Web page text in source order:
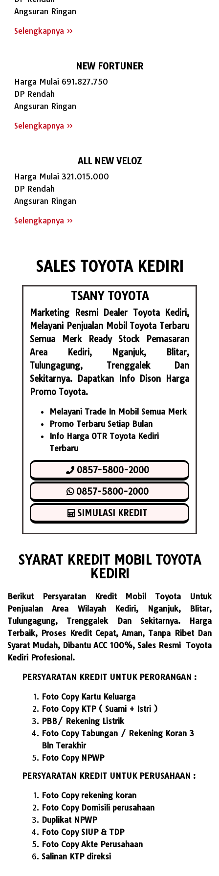
Angsuran Ringan
Selengkapnya »
NEW FORTUNER
Harga Mulai 691.827.750
DP Rendah
Angsuran Ringan
Selengkapnya »
ALL NEW VELOZ
Harga Mulai 321.015.000
DP Rendah
Angsuran Ringan
Selengkapnya »
SALES TOYOTA KEDIRI
TSANY TOYOTA
Marketing Resmi Dealer Toyota Kediri,
Melayani Penjualan Mobil Toyota Terbaru
Semua Merk Ready Stock Pemasaran
Area Kediri, Nganjuk, Blitar,
Tulungagung, Trenggalek Dan
Sekitarnya. Dapatkan Info Dison Harga
Promo Toyota.
Melayani Trade In Mobil Semua Merk
Promo Terbaru Setiap Bulan
Info Harga OTR Toyota Kediri
Terbaru
0857-5800-2000
0857-5800-2000
SIMULASI KREDIT
SYARAT KREDIT MOBIL TOYOTA
KEDIRI
Berikut Persyaratan Kredit Mobil Toyota Untuk
Penjualan Area Wilayah Kediri, Nganjuk, Blitar,
Tulungagung, Trenggalek Dan Sekitarnya. Harga
Terbaik, Proses Kredit Cepat, Aman, Tanpa Ribet Dan
Syarat Mudah, Dibantu ACC 100%, Sales Resmi Toyota
Kediri Profesional.
PERSYARATAN KREDIT UNTUK PERORANGAN :
Foto Copy Kartu Keluarga
Foto Copy KTP ( Suami + Istri )
PBB/ Rekening Listrik
Foto Copy Tabungan / Rekening Koran 3
Bln Terakhir
Foto Copy NPWP
PERSYARATAN KREDIT UNTUK PERUSAHAAN :
Foto Copy rekening koran
Foto Copy Domisili perusahaan
Duplikat NPWP
Foto Copy SIUP & TDP
Foto Copy Akte Perusahaan
Salinan KTP direksi